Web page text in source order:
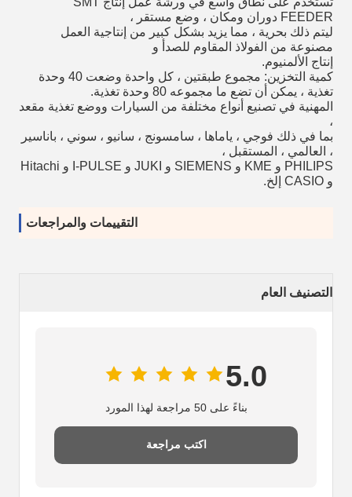
FEEDER دوران ومكان ، وضع مستقر ،
ليتم ذلك بحرية ، مما يزيد بشكل كبير من إنتاجية العمل
مصنوعة من الفولاذ المقاوم للصدأ و
إنتاج الألمنيوم.
كمية التخزين: مجموع طبقتين ، كل واحدة وضعت 40 وحدة
تغذية ، يمكن أن تضع ما مجموعه 80 وحدة تغذية.
المهنية في تصنيع أنواع مختلفة من السيارات ووضع تغذية مقعد
،
بما في ذلك فوجي ، ياماها ، سامسونج ، سانيو ، سوني ، باناسير
، العالمي ، المستقبل ،
PHILIPS و KME و SIEMENS و JUKI و I-PULSE و Hitachi
و CASIO إلخ.
التقييمات والمراجعات
التصنيف العام
5.0
بناءً على 50 مراجعة لهذا المورد
اكتب مراجعة